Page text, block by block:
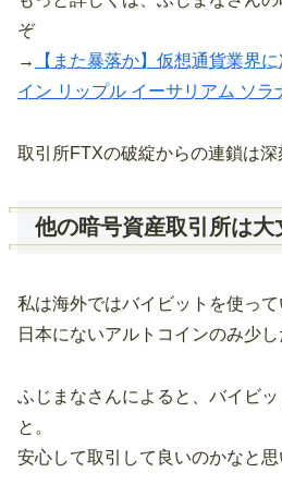
ぞ
→
【また暴落か】仮想通貨業界
イン リップル イーサリアム ソラ
取引所FTXの破綻からの連鎖は深
他の暗号資産取引所は大
私は海外ではバイビットを使っ
日本にないアルトコインのみ少し
ふじまなさんによると、バイビ
と。
安心して取引して良いのかなと思